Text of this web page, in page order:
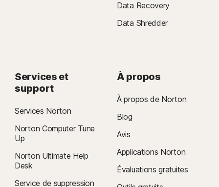
Data Recovery
Data Shredder
Services et
support
Services Norton
Norton Computer Tune
Up
Norton Ultimate Help
Desk
Service de suppression
À propos
À propos de Norton
Blog
Avis
Applications Norton
Évaluations gratuites